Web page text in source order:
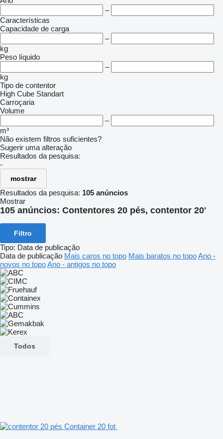
–
Características
Capacidade de carga
–
kg
Peso líquido
–
kg
Tipo de contentor
High Cube Standart
Carroçaria
Volume
–
m³
Não existem filtros suficientes?
Sugerir uma alteração
Resultados da pesquisa:
-
mostrar
Resultados da pesquisa: 105 anúncios
Mostrar
105 anúncios: Contentores 20 pés, contentor 20'
Filtro
Tipo: Data de publicação
Data de publicação Mais caros no topo Mais baratos no topoAno -
novos no topoAno - antigos no topo
Todos